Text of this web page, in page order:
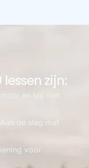
zijn:
en blij met
de slag met
voor